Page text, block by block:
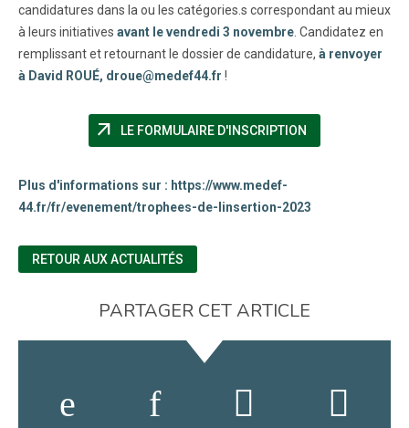
candidatures dans la ou les catégories.s correspondant au mieux
à leurs initiatives avant le vendredi 3 novembre . Candidatez en
remplissant et retournant le dossier de candidature, à renvoyer
à David ROUÉ, droue@medef44.fr !
arrow_outward LE FORMULAIRE D'INSCRIPTION(NOUVELLE
Plus d'informations sur : https://www.medef-
44.fr/fr/evenement/trophees-de-linsertion-2023
RETOUR AUX ACTUALITÉS
PARTAGER CET ARTICLE